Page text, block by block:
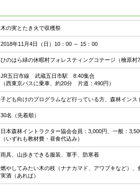
木の実とたき火で収穫祭
2018年11月4日（日）10：00 ～ 15：00
ひのはら緑の休暇村フォレスティングコテージ（檜原村
JR五日市線 武蔵五日市駅 8:40集合
（西東京バスに乗車、約20分 片道：490円）
子ども向けのプログラムなど行っている方、森林インス
30名（先着順）
日本森林イントラクター協会会員：3,000円、一般：
（いずれも教材費・昼食代込み）
雨具、山歩きできる服装、軍手、防寒着
燃やしてみたい木の枝（ナナカマド、アワブキなど）
実酒（あれば）